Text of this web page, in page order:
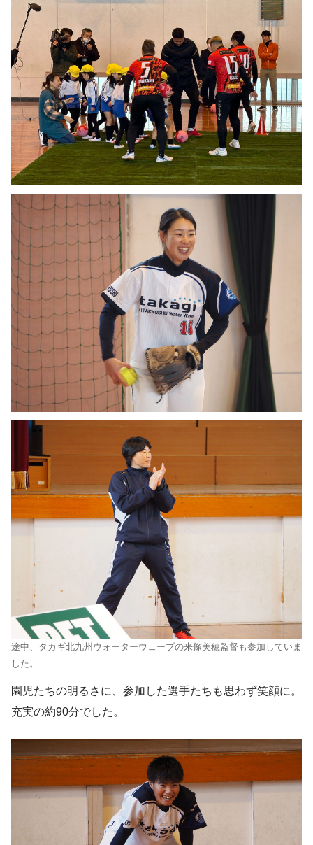
途中、タカギ北九州ウォーターウェーブの来條美穂監督も参加していま
した。
園児たちの明るさに、参加した選手たちも思わず笑顔に。
充実の約90分でした。